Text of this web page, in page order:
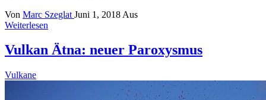
Von Marc Szeglat Juni 1, 2018 Aus
Weiterlesen
Vulkan Ätna: neuer Paroxysmus
Vulkane